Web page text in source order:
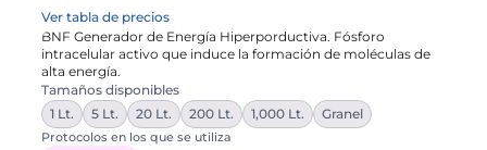
Ver tabla de precios
BNF Generador de Energía Hiperporductiva. Fósforo
intracelular activo que induce la formación de moléculas de
alta energía.
Tamaños disponibles
1 Lt.
5 Lt. 20 Lt. 200 Lt. 1,000 Lt. Granel
Protocolos en los que se utiliza